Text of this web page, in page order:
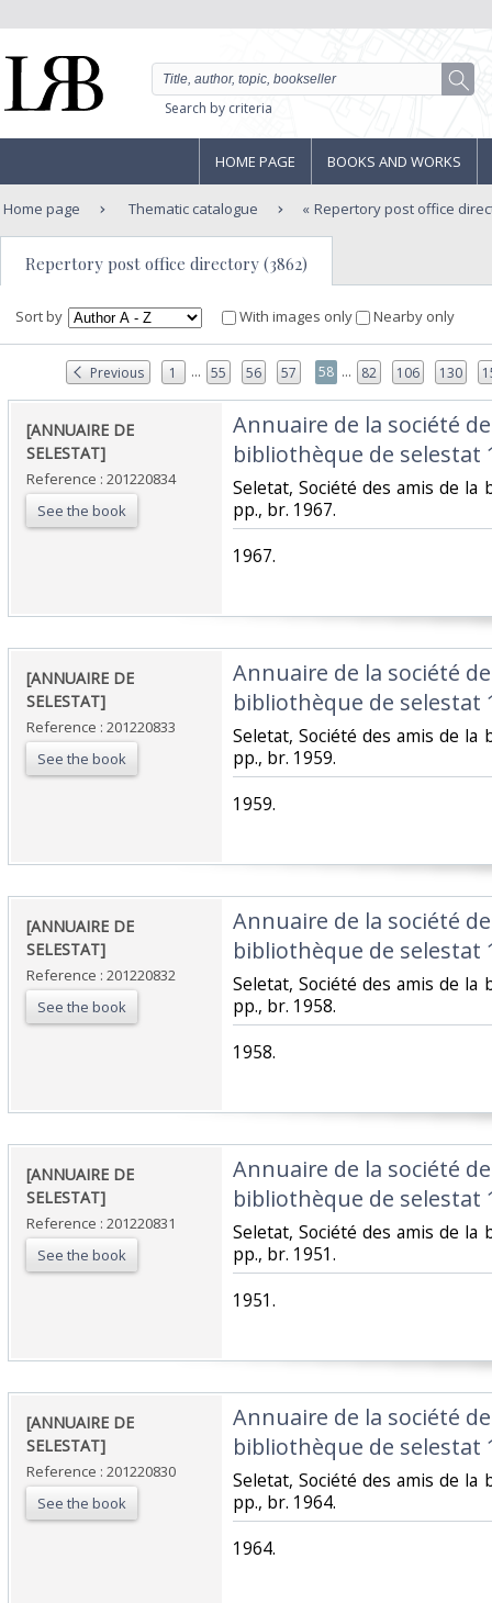
Search by criteria
HOME PAGE BOOKS AND WORKS
Home page Thematic catalogue Repertory post office
Repertory post office directory (3862)
Sort by With images only Nearby only
Previous 1 ... 55 56 57 58 ... 82 106 130
‎[ANNUAIRE DE
SELESTAT]‎
Reference : 201220834
See the book
‎Annuaire de la société
bibliothèque de selestat
‎Seletat, Société des amis de
pp., br. 1967.‎
‎1967.‎
‎[ANNUAIRE DE
SELESTAT]‎
Reference : 201220833
See the book
‎Annuaire de la société
bibliothèque de selestat
‎Seletat, Société des amis de
pp., br. 1959.‎
‎1959.‎
‎[ANNUAIRE DE
SELESTAT]‎
Reference : 201220832
See the book
‎Annuaire de la société
bibliothèque de selestat
‎Seletat, Société des amis de
pp., br. 1958.‎
‎1958.‎
‎[ANNUAIRE DE
SELESTAT]‎
Reference : 201220831
See the book
‎Annuaire de la société
bibliothèque de selestat
‎Seletat, Société des amis de
pp., br. 1951.‎
‎1951.‎
‎[ANNUAIRE DE
SELESTAT]‎
Reference : 201220830
See the book
‎Annuaire de la société
bibliothèque de selestat
‎Seletat, Société des amis de
pp., br. 1964.‎
‎1964.‎